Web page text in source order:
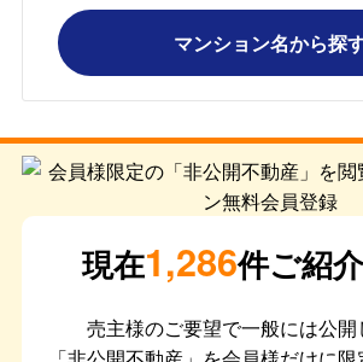
マンション名から探
現在1,286件ご紹
売主様のご要望で一般には公開